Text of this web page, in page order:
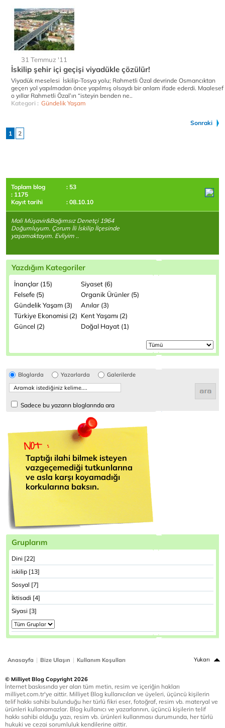
31 Temmuz '11
İskilip şehir içi geçişi viyadükle çözülür!
Viyadük meselesi İskilip-Tosya yolu; Rahmetli Özal devrinde Osmancıktan
geçen yol yapılmadan önce yapılmış olsaydı bir anlam ifade ederdi. Maalesef
o yıllar Rahmetli Özal’ın “isteyin benden ne..
Kategori : Gündelik Yaşam
Sonraki
1
2
Toplam blog
: 53
: 1175
Kayıt tarihi
: 08.10.10
Mali Müşavir&Bağımsız Denetçi 1964
Doğumluyum. Çorum İli İskilip İlçesinde
yaşamaktayım. Evliyim ..
Yazdığım Kategoriler
İnançlar (15)
Siyaset (6)
Felsefe (5)
Organik Ürünler (5)
Gündelik Yaşam (3)
Anılar (3)
Türkiye Ekonomisi (2) Kent Yaşamı (2)
Güncel (2)
Doğal Hayat (1)
Bloglarda Yazarlarda Galerilerde
Sadece bu yazarın bloglarında ara
Taptığı ilahi bilmek isteyen
vazgeçemediği tutkunlarına
ve asla karşı koyamadığı
korkularına baksın.
Gruplarım
Dini [22]
iskilip [13]
Sosyal [7]
İktisadi [4]
Siyasi [3]
Anasayfa | Bize Ulaşın | Kullanım Koşulları Yukarı
© Milliyet Blog Copyright 2026
İnternet baskısında yer alan tüm metin, resim ve içeriğin hakları
milliyet.com.tr'ye aittir. Milliyet Blog kullanıcıları ve üyeleri, üçüncü kişilerin
telif hakkı sahibi bulunduğu her türlü fikri eser, fotoğraf, resim vb. materyal ve
ürünleri kullanamazlar. Blog kullanıcı ve yazarlarının, üçüncü kişilerin telif
hakkı sahibi olduğu yazı, resim vb. ürünleri kullanması durumunda, her türlü
hukuki ve cezai sorumluluk kendilerine aittir.